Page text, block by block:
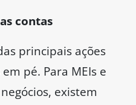
contas
principais ações
pé. Para MEIs e
existem